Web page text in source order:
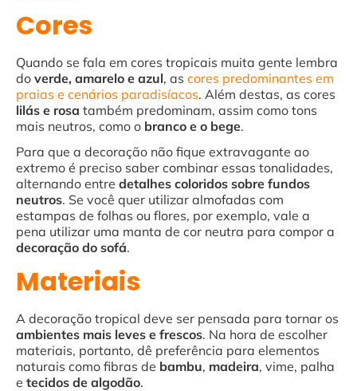
Cores
Quando se fala em cores tropicais muita gente lembra
do verde, amarelo e azul, as cores predominantes em
praias e cenários paradisíacos. Além destas, as cores
lilás e rosa também predominam, assim como tons
mais neutros, como o branco e o bege.
Para que a decoração não fique extravagante ao
extremo é preciso saber combinar essas tonalidades,
alternando entre detalhes coloridos sobre fundos
neutros. Se você quer utilizar almofadas com
estampas de folhas ou flores, por exemplo, vale a
pena utilizar uma manta de cor neutra para compor a
decoração do sofá.
Materiais
A decoração tropical deve ser pensada para tornar os
ambientes mais leves e frescos. Na hora de escolher
materiais, portanto, dê preferência para elementos
naturais como fibras de bambu, madeira, vime, palha
e tecidos de algodão.